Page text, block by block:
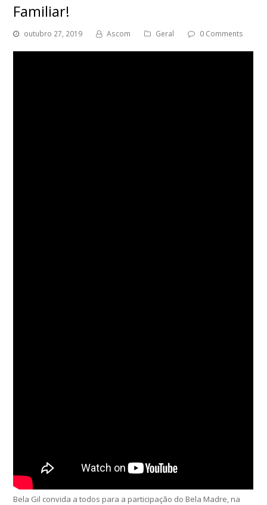
Familiar!
outubro 27, 2019 Ascom Geral 0 Comments
Bela Gil convida a todos para a participação do Bela Madre, na